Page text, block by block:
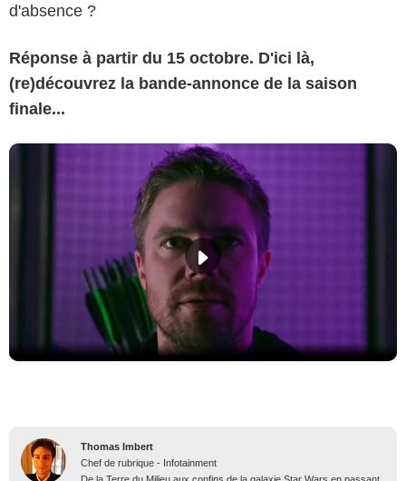
d'absence ?
Réponse à partir du 15 octobre. D'ici là,
(re)découvrez la bande-annonce de la saison
finale...
Thomas Imbert
Chef de rubrique - Infotainment